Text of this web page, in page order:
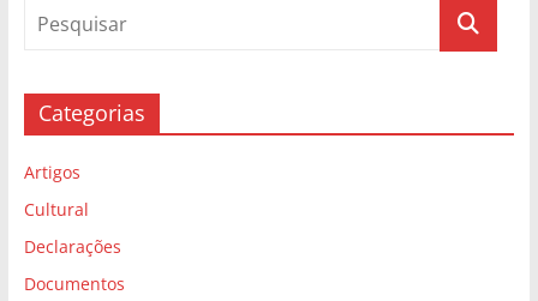
Categorias
Artigos
Cultural
Declarações
Documentos